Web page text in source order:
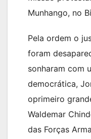
Munhango, no
Pela ordem o
foram
sonharam com
democrática,
oprimeiro
Waldemar
das Forças